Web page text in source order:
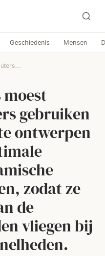
Geschiedenis Mensen
gebruiken
ontwerpen
zodat ze
de
vliegen bij